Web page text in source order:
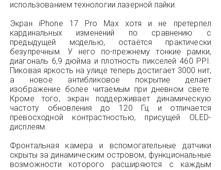
использованием технологии лазерной пайки.
Экран iPhone 17 Pro Max хотя и не претерпел
кардинальных изменений по сравнению с
предыдущей моделью, остаётся практически
безупречным. У него по-прежнему тонкие рамки,
диагональ 6,9 дюйма и плотность пикселей 460 PPI.
Пиковая яркость на улице теперь достигает 3000 нит,
а новое антибликовое покрытие делает
изображение более читаемым при дневном свете.
Кроме того, экран поддерживает динамическую
частоту обновления до 120 Гц и отличается
превосходной контрастностью, присущей OLED-
дисплеям.
Фронтальная камера и вспомогательные датчики
скрыты за динамическим островом, функциональные
возможности которого расширяются с каждым